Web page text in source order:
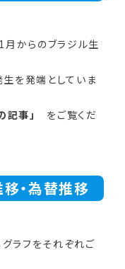
からのブラジル生
を発端としていま
記事」
をご覧くだ
・為替推移
ラフをそれぞれご